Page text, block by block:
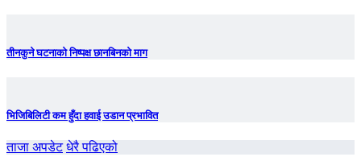
तीनकुने घटनाकाे निष्पक्ष छानबिनकाे माग
भिजिबिलिटी कम हुँदा हवाई उडान प्रभावित
ताजा अपडेट धेरै पढिएको